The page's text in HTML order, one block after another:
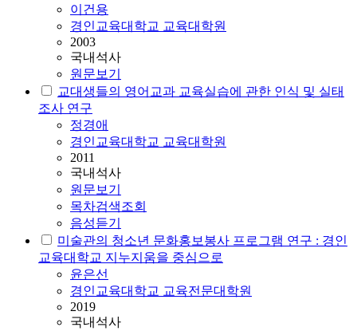
이건용
경인교육대학교 교육대학원
2003
국내석사
원문보기
교대생들의 영어교과 교육실습에 관한 인식 및 실태
조사 연구
정경애
경인교육대학교 교육대학원
2011
국내석사
원문보기
목차검색조회
음성듣기
미술관의 청소년 문화홍보봉사 프로그램 연구 : 경인
교육대학교 지누지움을 중심으로
윤은선
경인교육대학교 교육전문대학원
2019
국내석사